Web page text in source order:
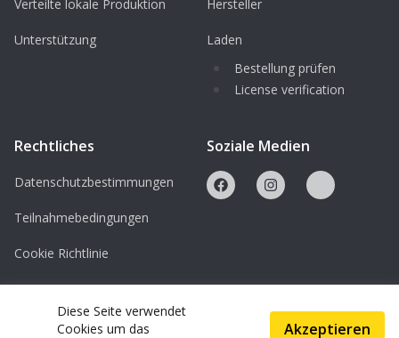
Verteilte lokale Produktion
Unterstützung
Hersteller
Laden
Bestellung prüfen
License verification
Rechtliches
Datenschutzbestimmungen
Teilnahmebedingungen
Cookie Richtlinie
Lizenzen
Soziale Medien
Diese Seite verwendet
Cookies um das
Akzeptieren